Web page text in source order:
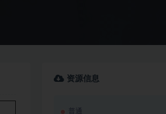
资源信息
普通